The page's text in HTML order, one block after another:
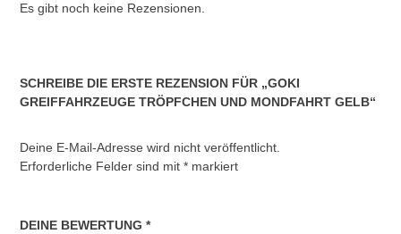
Es gibt noch keine Rezensionen.
SCHREIBE DIE ERSTE REZENSION FÜR „GOKI
GREIFFAHRZEUGE TRÖPFCHEN UND MONDFAHRT GELB“
Deine E-Mail-Adresse wird nicht veröffentlicht.
Erforderliche Felder sind mit* markiert
DEINE BEWERTUNG*